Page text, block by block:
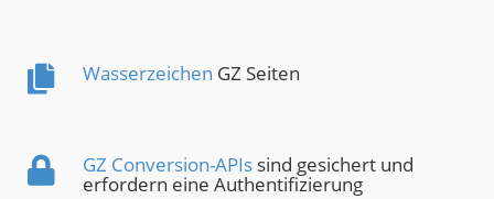
Wasserzeichen GZ Seiten
GZ Conversion-APIs sind gesichert und
erfordern eine Authentifizierung